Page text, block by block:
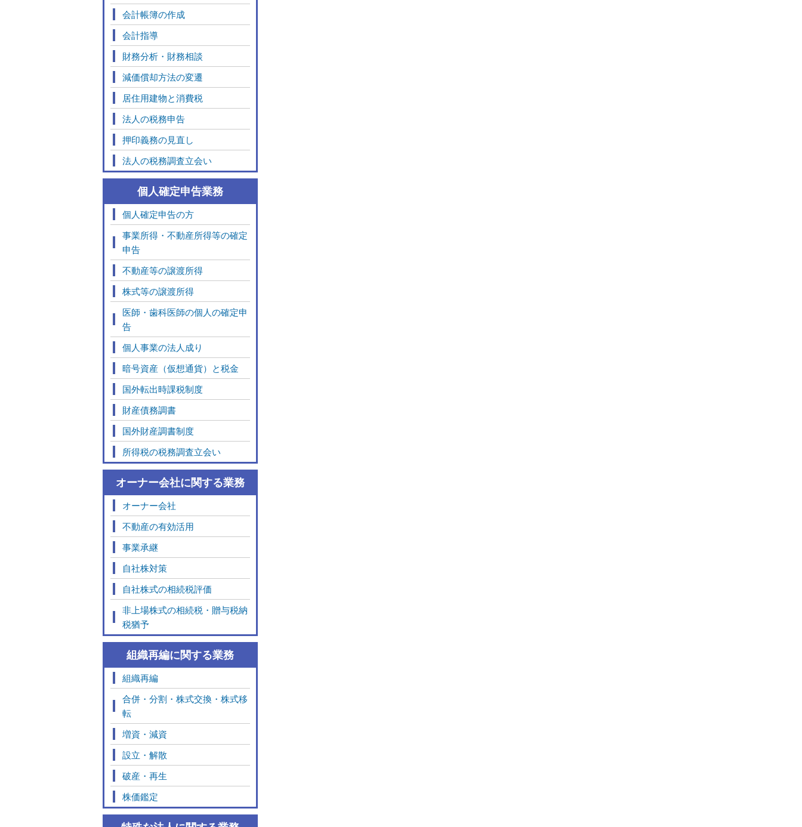
会計帳簿の作成
会計指導
財務分析・財務相談
減価償却方法の変遷
居住用建物と消費税
法人の税務申告
押印義務の見直し
法人の税務調査立会い
個人確定申告業務
個人確定申告の方
事業所得・不動産所得等の確定
申告
不動産等の譲渡所得
株式等の譲渡所得
医師・歯科医師の個人の確定申
告
個人事業の法人成り
暗号資産（仮想通貨）と税金
国外転出時課税制度
財産債務調書
国外財産調書制度
所得税の税務調査立会い
オーナー会社に関する業務
オーナー会社
不動産の有効活用
事業承継
自社株対策
自社株式の相続税評価
非上場株式の相続税・贈与税納
税猶予
組織再編に関する業務
組織再編
合併・分割・株式交換・株式移
転
増資・減資
設立・解散
破産・再生
株価鑑定